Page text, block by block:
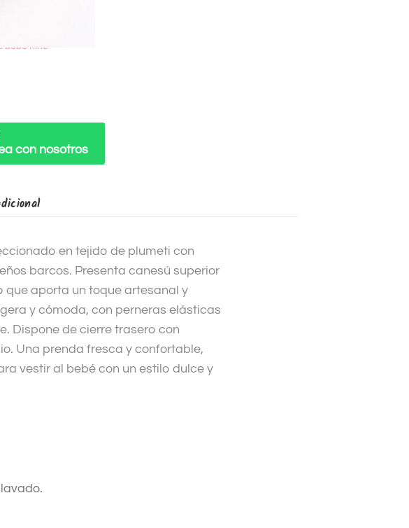
bebe niño
con nosotros
en tejido de plumeti con
barcos. Presenta canesú superior
aporta un toque artesanal y
y cómoda, con perneras elásticas
Dispone de cierre trasero con
Una prenda fresca y confortable,
vestir al bebé con un estilo dulce y